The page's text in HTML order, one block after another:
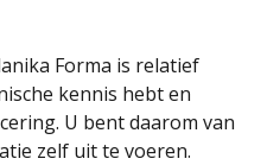
Forma is relatief
kennis hebt en
U bent daarom van
zelf uit te voeren.